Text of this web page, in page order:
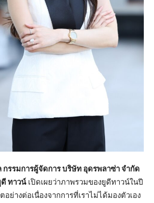
กรรมการผู้จัดการ บริษัท อุดรพลาซ่า จำกัด
ทาวน์เปิดเผยว่าภาพรวมของยูดีทาวน์ในปี
ย่างต่อเนื่องจากการที่เราไม่ได้มองตัวเอง